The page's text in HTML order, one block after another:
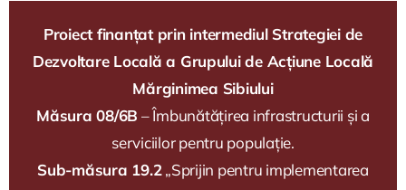
Proiect finanțat prin intermediul Strategiei de
Dezvoltare Locală a Grupului de Acțiune Locală
Mărginimea Sibiului
Măsura 08/6B – Îmbunătățirea infrastructurii și a
serviciilor pentru populație.
Sub-măsura 19.2„Sprijin pentru implementarea